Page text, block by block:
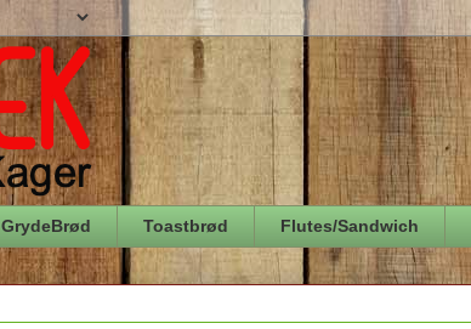
GrydeBrød Toastbrød Flutes/Sandwich